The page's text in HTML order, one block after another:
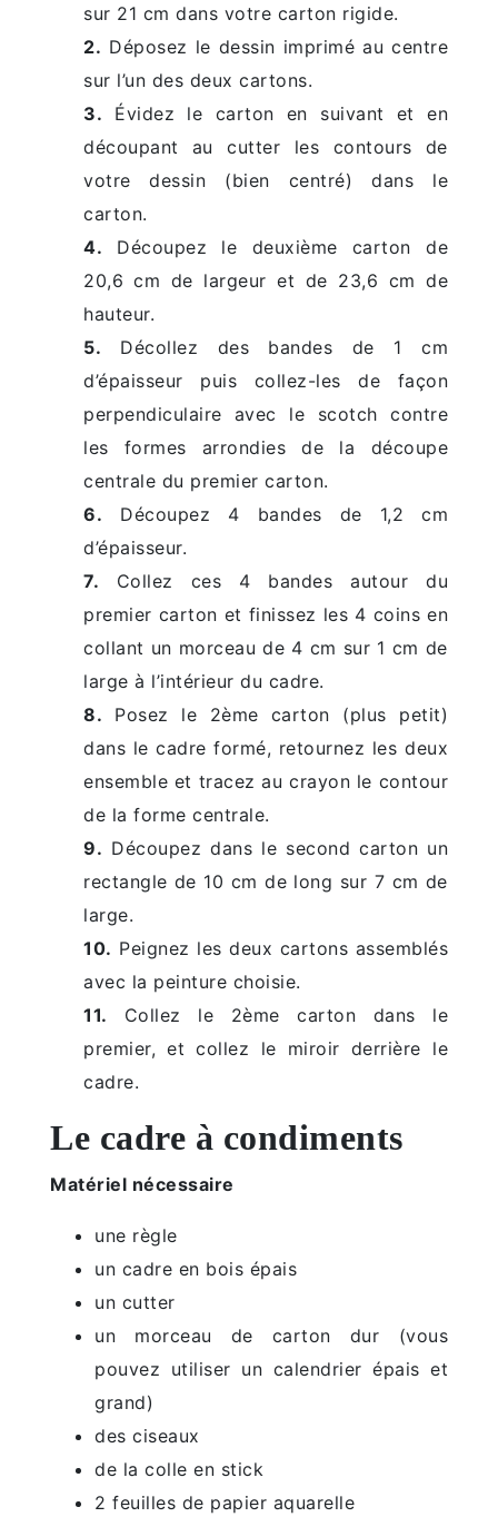
sur 21 cm dans votre carton rigide.
2. Déposez le dessin imprimé au centre
sur l’un des deux cartons.
3. Évidez le carton en suivant et en
découpant au cutter les contours de
votre dessin (bien centré) dans le
carton.
4. Découpez le deuxième carton de
20,6 cm de largeur et de 23,6 cm de
hauteur.
5. Décollez des bandes de 1 cm
d’épaisseur puis collez-les de façon
perpendiculaire avec le scotch contre
les formes arrondies de la découpe
centrale du premier carton.
6. Découpez 4 bandes de 1,2 cm
d’épaisseur.
7. Collez ces 4 bandes autour du
premier carton et finissez les 4 coins en
collant un morceau de 4 cm sur 1 cm de
large à l’intérieur du cadre.
8. Posez le 2ème carton (plus petit)
dans le cadre formé, retournez les deux
ensemble et tracez au crayon le contour
de la forme centrale.
9. Découpez dans le second carton un
rectangle de 10 cm de long sur 7 cm de
large.
10. Peignez les deux cartons assemblés
avec la peinture choisie.
11. Collez le 2ème carton dans le
premier, et collez le miroir derrière le
cadre.
Le cadre à condiments
Matériel nécessaire
une règle
un cadre en bois épais
un cutter
un morceau de carton dur (vous
pouvez utiliser un calendrier épais et
grand)
des ciseaux
de la colle en stick
2 feuilles de papier aquarelle